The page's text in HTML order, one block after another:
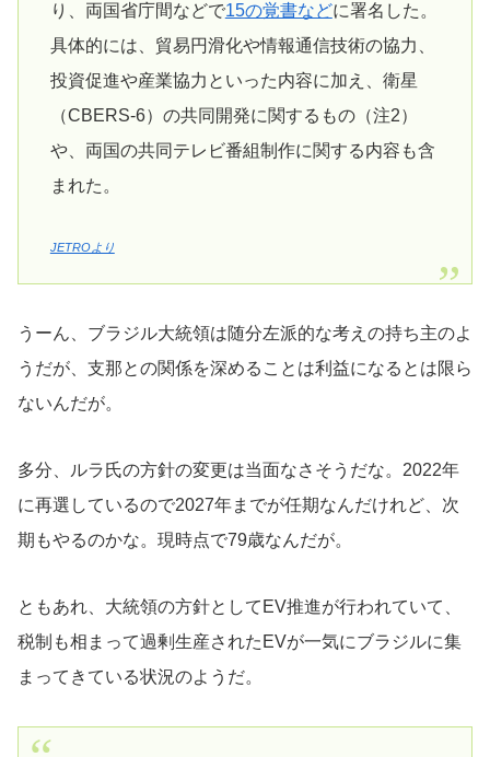
り、両国省庁間などで15の覚書などに署名した。
具体的には、貿易円滑化や情報通信技術の協力、
投資促進や産業協力といった内容に加え、衛星
（CBERS-6）の共同開発に関するもの（注2）
や、両国の共同テレビ番組制作に関する内容も含
まれた。
JETROより
うーん、ブラジル大統領は随分左派的な考えの持ち主のよ
うだが、支那との関係を深めることは利益になるとは限ら
ないんだが。
多分、ルラ氏の方針の変更は当面なさそうだな。2022年
に再選しているので2027年までが任期なんだけれど、次
期もやるのかな。現時点で79歳なんだが。
ともあれ、大統領の方針としてEV推進が行われていて、
税制も相まって過剰生産されたEVが一気にブラジルに集
まってきている状況のようだ。